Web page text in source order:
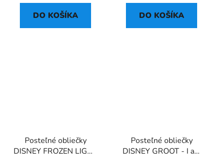
DO KOŠÍKA DO KOŠÍKA
Posteľné obliečky
DISNEY FROZEN LIGHT
Posteľné obliečky
DISNEY GROOT - I am